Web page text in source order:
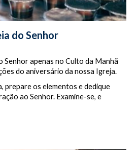
do Senhor
Senhor apenas no Culto da Manhã
do aniversário da nossa Igreja.
ao Senhor. Examine-se, e